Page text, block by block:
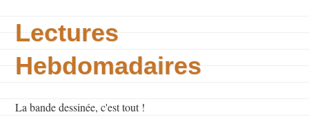
Lectures
Hebdomadaires
La bande dessinée, c'est tout !